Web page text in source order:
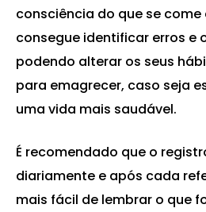
consciência do que se come
consegue identificar erros e
podendo alterar os seus
para emagrecer, caso seja
uma vida mais saudável.
É recomendado que o
diariamente e após cada
mais fácil de lembrar o que